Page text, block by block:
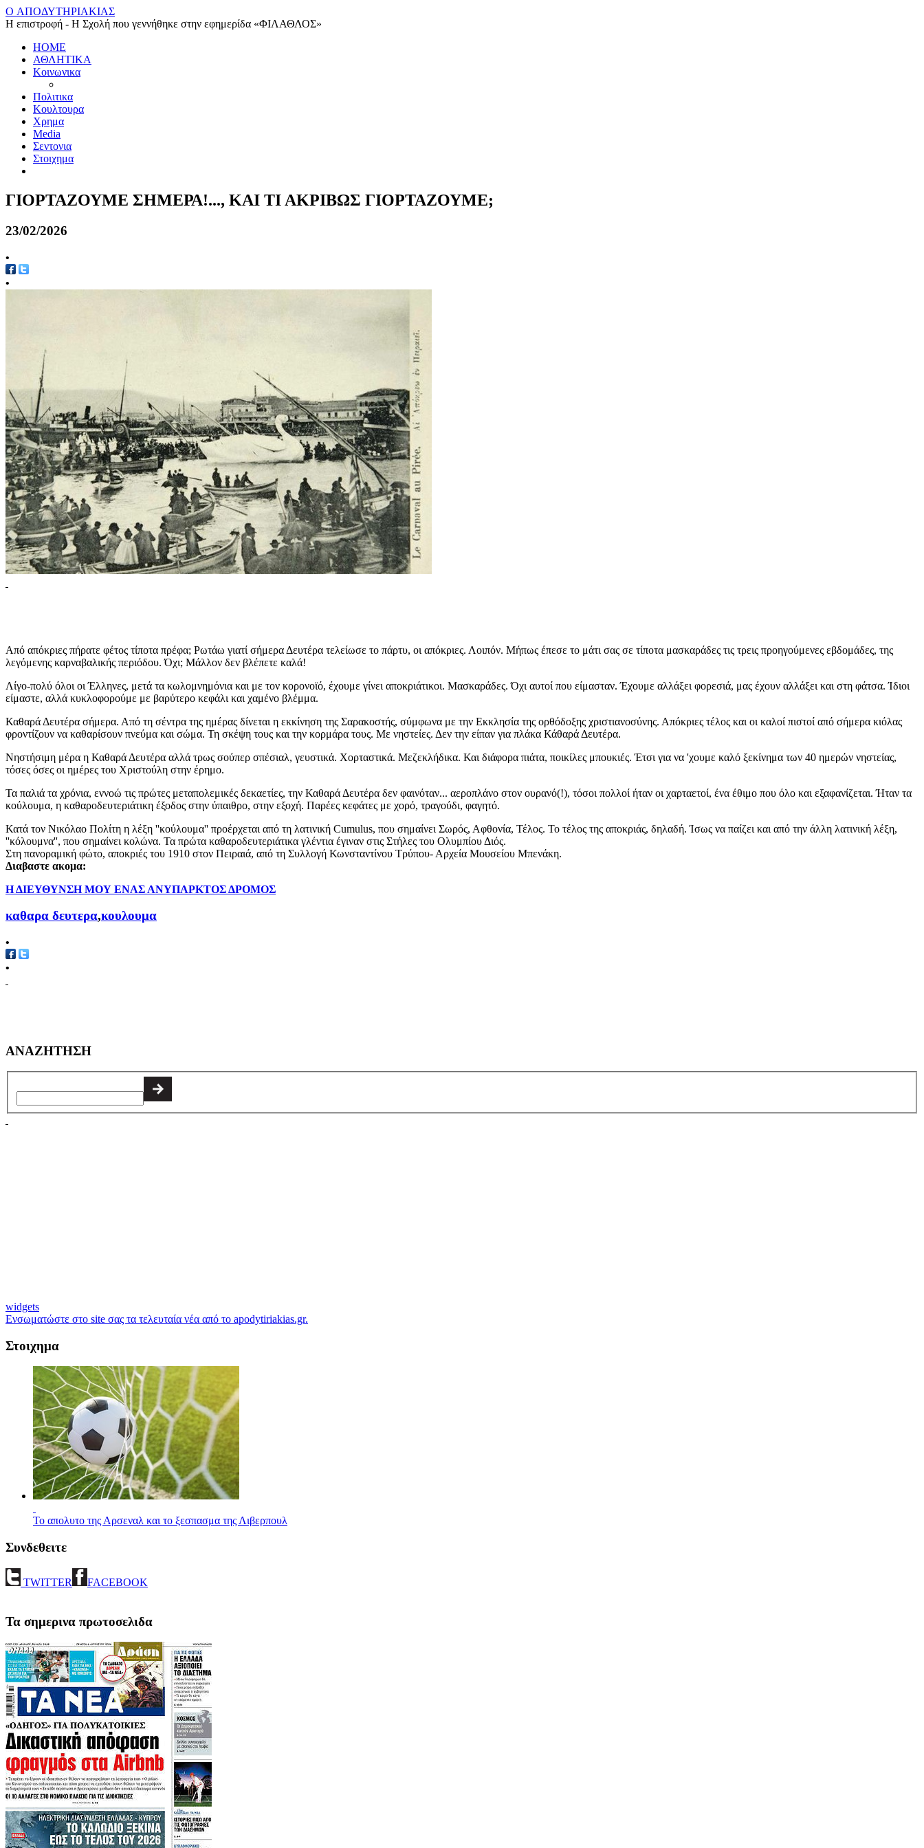
O ΑΠΟΔΥΤΗΡΙΑΚΙΑΣ
Η επιστροφή - Η Σχολή που γεννήθηκε στην εφημερίδα «ΦΙΛΑΘΛΟΣ»
HOME
ΑΘΛΗΤΙΚΑ
Κοινωνικα
Πολιτικα
Κουλτουρα
Χρημα
Media
Σεντονια
Στοιχημα
ΓΙΟΡΤΑΖΟΥΜΕ ΣΗΜΕΡΑ!..., ΚΑΙ ΤΙ ΑΚΡΙΒΩΣ ΓΙΟΡΤΑΖΟΥΜΕ;
23/02/2026
•
•
Από απόκριες πήρατε φέτος τίποτα πρέφα; Ρωτάω γιατί σήμερα Δευτέρα τελείωσε το πάρτυ, οι απόκριες. Λοιπόν. Μήπως έπεσε το μάτι σας σε τίποτα μασκαράδες τις τρεις προηγούμενες εβδομάδες, της
λεγόμενης καρναβαλικής περιόδου. Όχι; Μάλλον δεν βλέπετε καλά!
Λίγο-πολύ όλοι οι Έλληνες, μετά τα κωλομνημόνια και με τον κορονοϊό, έχουμε γίνει αποκριάτικοι. Μασκαράδες. Όχι αυτοί που είμασταν. Έχουμε αλλάξει φορεσιά, μας έχουν αλλάξει και στη φάτσα. Ίδιοι
είμαστε, αλλά κυκλοφορούμε με βαρύτερο κεφάλι και χαμένο βλέμμα.
Καθαρά Δευτέρα σήμερα. Από τη σέντρα της ημέρας δίνεται η εκκίνηση της Σαρακοστής, σύμφωνα με την Εκκλησία της ορθόδοξης χριστιανοσύνης. Απόκριες τέλος και οι καλοί πιστοί από σήμερα κιόλας
φροντίζουν να καθαρίσουν πνεύμα και σώμα. Τη σκέψη τους και την κορμάρα τους. Με νηστείες. Δεν την είπαν για πλάκα Κάθαρά Δευτέρα.
Νηστήσιμη μέρα η Καθαρά Δευτέρα αλλά τρως σούπερ σπέσιαλ, γευστικά. Χορταστικά. Μεζεκλήδικα. Και διάφορα πιάτα, ποικίλες μπουκιές. Έτσι για να 'χουμε καλό ξεκίνημα των 40 ημερών νηστείας,
τόσες όσες οι ημέρες του Χριστούλη στην έρημο.
Τα παλιά τα χρόνια, εννοώ τις πρώτες μεταπολεμικές δεκαετίες, την Καθαρά Δευτέρα δεν φαινόταν... αεροπλάνο στον ουρανό(!), τόσοι πολλοί ήταν οι χαρταετοί, ένα έθιμο που όλο και εξαφανίζεται. Ήταν τα
κούλουμα, η καθαροδευτεριάτικη έξοδος στην ύπαιθρο, στην εξοχή. Παρέες κεφάτες με χορό, τραγούδι, φαγητό.
Κατά τον Νικόλαο Πολίτη η λέξη ''κούλουμα'' προέρχεται από τη λατινική Cumulus, που σημαίνει Σωρός, Αφθονία, Τέλος. Το τέλος της αποκριάς, δηλαδή. Ίσως να παίζει και από την άλλη λατινική λέξη,
''κόλουμνα'', που σημαίνει κολώνα. Τα πρώτα καθαροδευτεριάτικα γλέντια έγιναν στις Στήλες του Ολυμπίου Διός.
Στη πανοραμική φώτο, αποκριές του 1910 στον Πειραιά, από τη Συλλογή Κωνσταντίνου Τρύπου- Αρχεία Μουσείου Μπενάκη.
Διαβαστε ακομα:
Η ΔΙΕΥΘΥΝΣΗ ΜΟΥ ΕΝΑΣ ΑΝΥΠΑΡΚΤΟΣ ΔΡΟΜΟΣ
καθαρα δευτερα,κουλουμα
•
•
ΑΝΑΖΗΤΗΣΗ
widgets
Ενσωματώστε στο site σας τα τελευταία νέα από το apodytiriakias.gr.
Στοιχημα
Το απολυτο της Αρσεναλ και το ξεσπασμα της Λιβερπουλ
Συνδεθειτε
TWITTER FACEBOOK
Τα σημερινα πρωτοσελιδα